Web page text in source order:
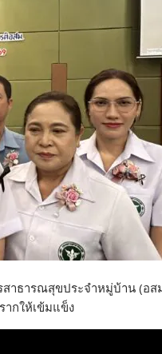
สาธารณสุขประจำหมู่บ้าน (อ
กให้เข้มแข็ง